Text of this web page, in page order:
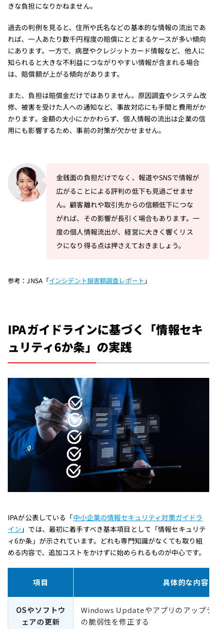
きな負担になりかねません。
過去の判例を見ると、住所や氏名などの基本的な情報の流出であ
れば、一人あたり数千円程度の賠償にとどまるケースが多い傾向
にあります。一方で、病歴やクレジットカード情報など、他人に
知られると大きな不利益につながりやすい情報が含まれる場合
は、賠償額が上がる傾向があります。
また、負担は賠償金だけではありません。原因調査やシステム改
修、被害を受けた人への通知など、事故対応にも手間と費用がか
かります。金額の大小にかかわらず、個人情報の流出は企業の信
用にも影響するため、事前の対策が欠かせません。
金銭面の負担だけでなく、報道やSNSで情報が
広がることによる評判の低下も見過ごせませ
ん。顧客離れや取引先からの信頼低下につな
がれば、その影響が長引く場合もあります。一
度の個人情報流出が、経営に大きく響くリス
クになり得る点は押さえておきましょう。
参考：JNSA「インシデント損害額調査レポート 」
IPAガイドラインに基づく「情報セキ
ュリティ6か条」の実践
IPAが公表している「中小企業の情報セキュリティ対策ガイドラ
イン」では、最初に着手すべき基本項目として「情報セキュリテ
ィ6か条」が示されています。どれも専門知識がなくても取り組
める内容で、追加コストをかけずに始められるものが中心です。
項目 具体的な内容
OSやソフトウ
ェアの更新
Windows Updateやアプリのアップデ
の脆弱性を修正する